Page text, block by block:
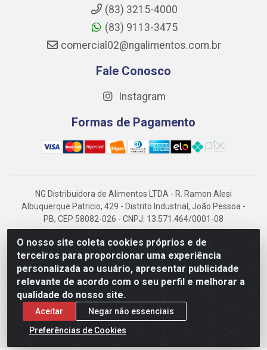
O nosso site coleta cookies próprios e de
terceiros para proporcionar uma experiência
personalizada ao usuário, apresentar publicidade
relevante de acordo com o seu perfil e melhorar a
qualidade do nosso site.
Aceitar
Negar não essenciais
Preferências de Cookies
(83) 3215-4000
(83) 9113-3475
comercial02@ngalimentos.com.br
Fale Conosco
Instagram
Formas de Pagamento
NG Distribuidora de Alimentos LTDA - R. Ramon Alesi
Albuquerque Patricio, 429 - Distrito Industrial, João Pessoa -
PB, CEP 58082-026 - CNPJ: 13.571.464/0001-08
NG Alimentos, há mais de 14 anos no mercado paraibano, é
referência em frigorificados, destacando-se pela logística
eficiente e excelência.